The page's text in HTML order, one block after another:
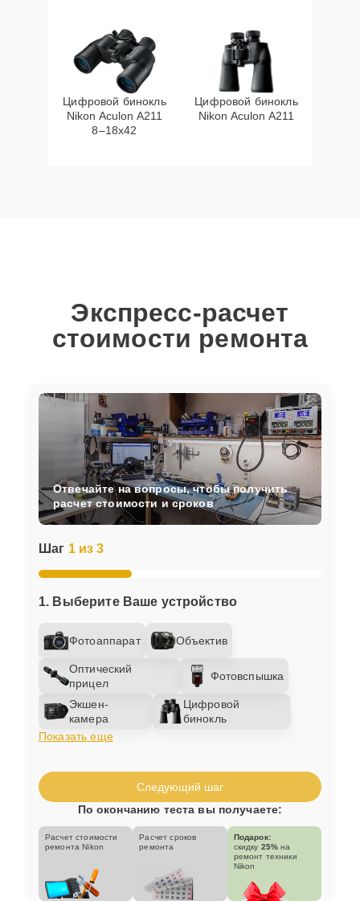
Цифровой бинокль
Nikon Aculon A211
8–18x42
Цифровой бинокль
Nikon Aculon A211
Экспресс-расчет
стоимости ремонта
Шаг 1 из 3
1. Выберите Ваше устройство
Фотоаппарат Объектив
Оптический
прицел
Фотовспышка
Экшен-
камера
Цифровой
бинокль
Показать еще
Отвечайте на вопросы, чтобы получить
расчет стоимости и сроков
Следующий шаг
По окончанию теста вы получаете:
Расчет стоимости
ремонта Nikon
Расчет сроков
ремонта
Подарок:
скидку 25% на
ремонт техники
Nikon